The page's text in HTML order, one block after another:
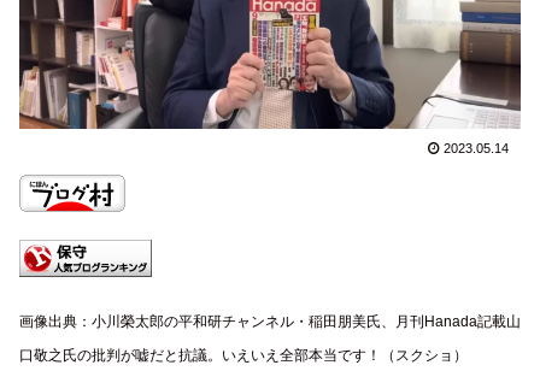
2023.05.14
画像出典：小川榮太郎の平和研チャンネル・稲田朋美氏、月刊Hanada記載山
口敬之氏の批判が嘘だと抗議。いえいえ全部本当です！（スクショ）